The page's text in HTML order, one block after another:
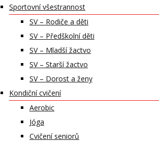
Sportovní všestrannost
SV – Rodiče a děti
SV – Předškolní děti
SV – Mladší žactvo
SV – Starší žactvo
SV – Dorost a ženy
Kondiční cvičení
Aerobic
Jóga
Cvičení seniorů